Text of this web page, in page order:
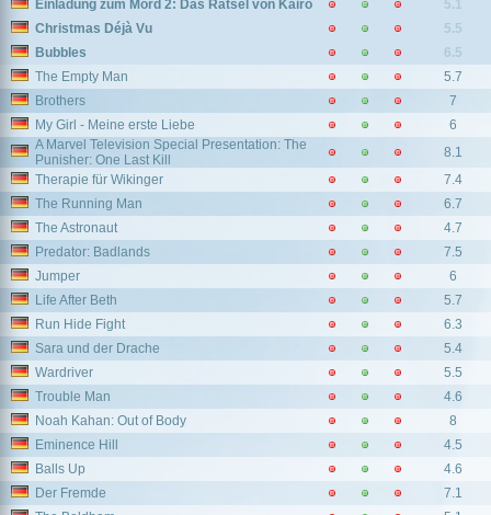
Einladung zum Mord 2: Das Rätsel von Kairo
5.1
Christmas Déjà Vu
5.5
Bubbles
6.5
The Empty Man
5.7
Brothers
7
My Girl - Meine erste Liebe
6
A Marvel Television Special Presentation: The
Punisher: One Last Kill
8.1
Therapie für Wikinger
7.4
The Running Man
6.7
The Astronaut
4.7
Predator: Badlands
7.5
Jumper
6
Life After Beth
5.7
Run Hide Fight
6.3
Sara und der Drache
5.4
Wardriver
5.5
Trouble Man
4.6
Noah Kahan: Out of Body
8
Eminence Hill
4.5
Balls Up
4.6
Der Fremde
7.1